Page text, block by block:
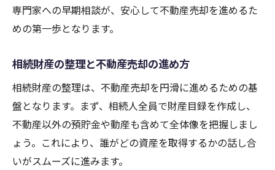
専門家への早期相談が、安心して不動産売却を進めるた
めの第一歩となります。
相続財産の整理と不動産売却の進め方
相続財産の整理は、不動産売却を円滑に進めるための基
盤となります。まず、相続人全員で財産目録を作成し、
不動産以外の預貯金や動産も含めて全体像を把握しまし
ょう。これにより、誰がどの資産を取得するかの話し合
いがスムーズに進みます。